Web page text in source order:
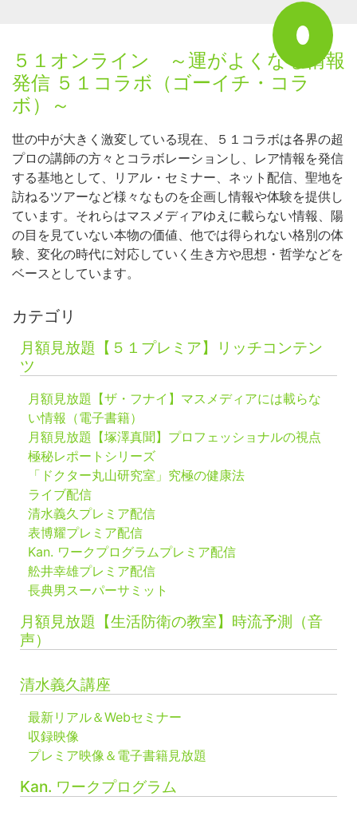
５１オンライン ～運がよくなる情報
発信 ５１コラボ（ゴーイチ・コラ
ボ）～
世の中が大きく激変している現在、５１コラボは各界の超
プロの講師の方々とコラボレーションし、レア情報を発信
する基地として、リアル・セミナー、ネット配信、聖地を
訪ねるツアーなど様々なものを企画し情報や体験を提供し
ています。それらはマスメディアゆえに載らない情報、陽
の目を見ていない本物の価値、他では得られない格別の体
験、変化の時代に対応していく生き方や思想・哲学などを
ベースとしています。
カテゴリ
月額見放題【５１プレミア】リッチコンテン
ツ
月額見放題【ザ・フナイ】マスメディアには載らな
い情報（電子書籍）
月額見放題【塚澤真聞】プロフェッショナルの視点
極秘レポートシリーズ
「ドクター丸山研究室」究極の健康法
ライブ配信
清水義久プレミア配信
表博耀プレミア配信
Kan. ワークプログラムプレミア配信
舩井幸雄プレミア配信
長典男スーパーサミット
月額見放題【生活防衛の教室】時流予測（音
声）
清水義久講座
最新リアル＆Webセミナー
収録映像
プレミア映像＆電子書籍見放題
Kan. ワークプログラム